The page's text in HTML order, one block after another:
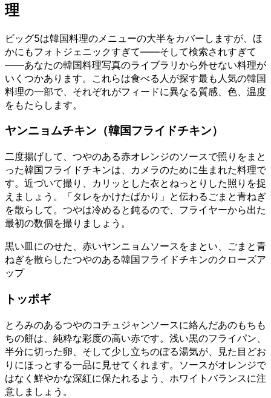
理
ビッグ5は韓国料理のメニューの大半をカバーしますが、ほ
かにもフォトジェニックすぎて——そして検索されすぎて
——あなたの韓国料理写真のライブラリから外せない料理が
いくつかあります。これらは食べる人が探す最も人気の韓国
料理の一部で、それぞれがフィードに異なる質感、色、温度
をもたらします。
ヤンニョムチキン（韓国フライドチキン）
二度揚げして、つやのある赤オレンジのソースで照りをまと
った韓国フライドチキンは、カメラのために生まれた料理で
す。近づいて撮り、カリッとした衣とねっとりした照りを捉
えましょう。「タレをかけたばかり」と伝わるごまと青ねぎ
を散らして。つやは冷めると鈍るので、フライヤーから出た
最初の数個を撮りましょう。
黒い皿にのせた、赤いヤンニョムソースをまとい、ごまと青
ねぎを散らしたつやのある韓国フライドチキンのクローズア
ップ
トッポギ
とろみのあるつやのコチュジャンソースに絡んだあのもちも
ちの餅は、純粋な彩度の高い赤です。浅い黒のフライパン、
半分に切った卵、そして少し立ちのぼる湯気が、見た目どお
りにほっとする一品に見せてくれます。ソースがオレンジで
はなく鮮やかな深紅に保たれるよう、ホワイトバランスに注
意しましょう。